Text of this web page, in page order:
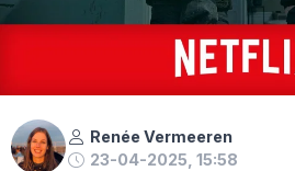
Renée Vermeeren
23-04-2025, 15:58